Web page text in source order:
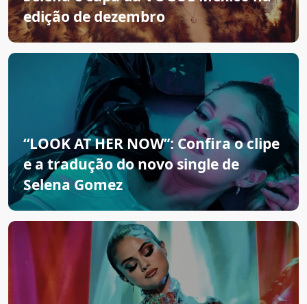
edição de dezembro
“LOOK AT HER NOW”: Confira o clipe
e a tradução do novo single de
Selena Gomez